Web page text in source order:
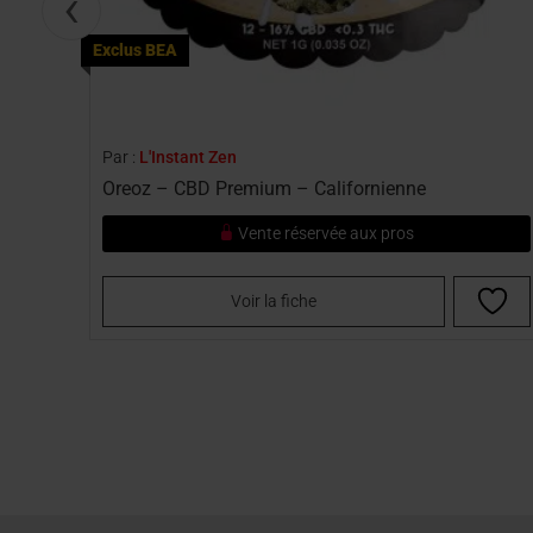
Exclus BEA
Par : L'Instant Zen
Oreoz – CBD Premium – Californienne
Vente réservée aux pros
Voir la fiche